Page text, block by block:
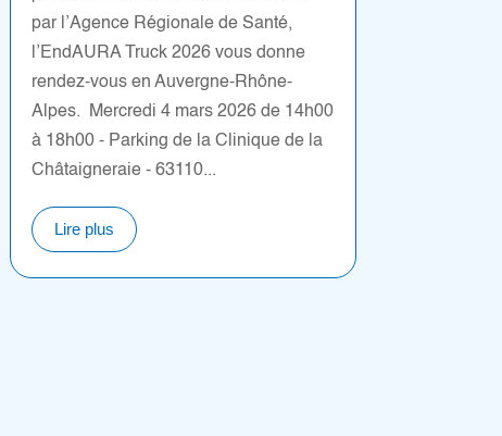
par l’Agence Régionale de Santé,
l’EndAURA Truck 2026 vous donne
rendez-vous en Auvergne-Rhône-
Alpes. Mercredi 4 mars 2026 de 14h00
à 18h00 - Parking de la Clinique de la
Châtaigneraie - 63110...
Lire plus